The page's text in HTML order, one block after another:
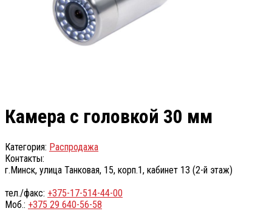
Камера с головкой 30 мм
Категория: Распродажа
Контакты:
г.Минск, улица Танковая, 15, корп.1, кабинет 13 (2-й этаж)
тел./факс: +375-17-514-44-00
Моб.: +375 29 640-56-58